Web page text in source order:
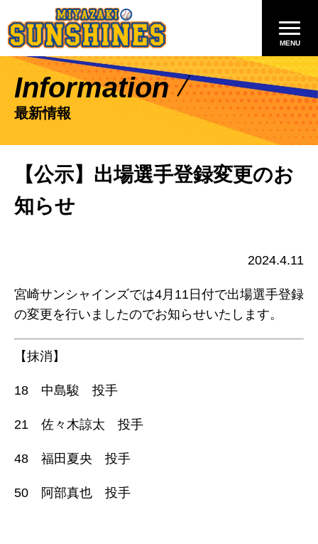
Information
最新情報
【公示】出場選手登録変更のお
知らせ
2024.4.11
宮崎サンシャインズでは4月11日付で出場選手登録
の変更を行いましたのでお知らせいたします。
【抹消】
18 中島駿 投手
21 佐々木諒太 投手
48 福田夏央 投手
50 阿部真也 投手